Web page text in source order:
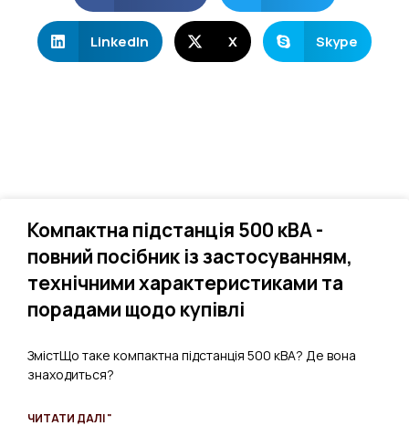
LinkedIn X Skype
Компактна підстанція 500 кВА -
повний посібник із застосуванням,
технічними характеристиками та
порадами щодо купівлі
ЗмістЩо таке компактна підстанція 500 кВА? Де вона
знаходиться?
ЧИТАТИ ДАЛІ "